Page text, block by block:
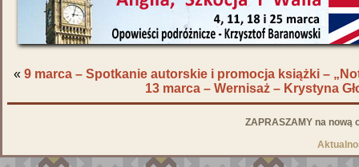
« 9 marca – Spotkanie autorskie i promocja książki –
13 marca – Wernisaż – Krystyna
ZAPRASZAMY na